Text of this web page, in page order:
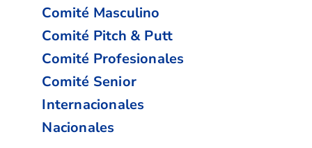
Comité Masculino
Comité Pitch & Putt
Comité Profesionales
Comité Senior
Internacionales
Nacionales